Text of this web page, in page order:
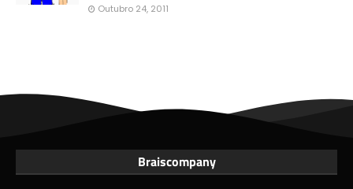
Outubro 24, 2011
Braiscompany